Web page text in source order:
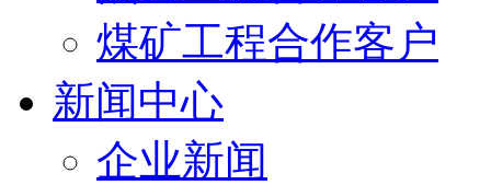
煤矿工程合作客户
新闻中心
企业新闻